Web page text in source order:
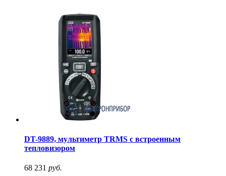
DT-9889, мультиметр TRMS с встроенным
тепловизором
68 231 руб.